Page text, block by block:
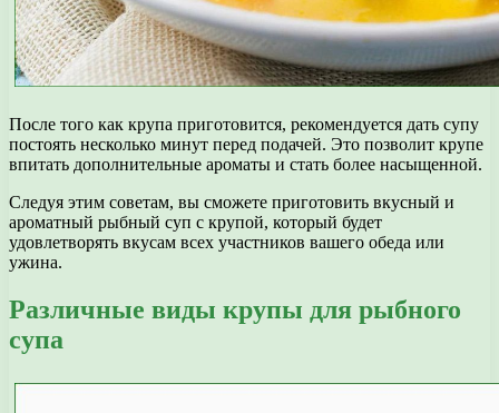
После того как крупа приготовится, рекомендуется дать супу
постоять несколько минут перед подачей. Это позволит крупе
впитать дополнительные ароматы и стать более насыщенной.
Следуя этим советам, вы сможете приготовить вкусный и
ароматный рыбный суп с крупой, который будет
удовлетворять вкусам всех участников вашего обеда или
ужина.
Различные виды крупы для рыбного
супа